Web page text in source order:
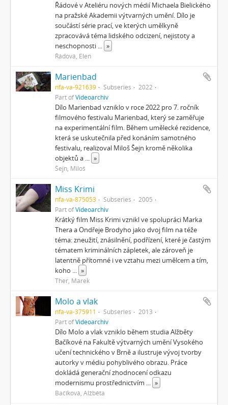
Řádové v Ateliéru nových médií Michaela Bielického
na pražské Akademii výtvarných umění. Dílo je
součástí série prací, ve kterých umělkyně
zpracovává téma lidského odcizení, nejistoty a
neschopnosti ... »
Řádová, Elen
Marienbad
nfa-va-921639 Subseries
2022
Part ofVideoarchiv
Dílo Marienbad vzniklo v roce 2022 pro 7. ročník
filmového festivalu Marienbad, který se zaměřuje
na experimentální film. Během umělecké rezidence,
která se uskutečnila před konáním samotného
festivalu, realizoval Miloš Šejn kromě několika
objektů a ... »
Šejn, Miloš
Miss Krimi
nfa-va-875053 Subseries
2005
Part ofVideoarchiv
Krátký film Miss Krimi vznikl ve spolupráci Marka
Thera a Ondřeje Brodyho jako dvoj film na téže
téma: zneužití, znásilnění, podřízení, které je častým
tématem kriminálních zápletek, ale zároveň je
latentně přítomné i ve vztahu mezi umělcem a tím,
koho ... »
Ther, Marek
Molo a vlak
nfa-va-375911 Subseries
2013
Part ofVideoarchiv
Dílo Molo a vlak vzniklo během studia Alžběty
Bačíkové na Fakultě výtvarných umění Vysokého
učení technického v Brně a ilustruje vývoj tvorby
autorky v médiu pohyblivého obrazu. Práce
dokládá generační zhodnocení odkazu
modernismu prostřednictvím ... »
Bačíková, Alžběta